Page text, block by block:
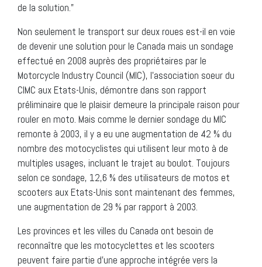
de la solution."
Non seulement le transport sur deux roues est-il en voie
de devenir une solution pour le Canada mais un sondage
effectué en 2008 auprès des propriétaires par le
Motorcycle Industry Council (MIC), l’association soeur du
CIMC aux Etats-Unis, démontre dans son rapport
préliminaire que le plaisir demeure la principale raison pour
rouler en moto. Mais comme le dernier sondage du MIC
remonte à 2003, il y a eu une augmentation de 42 % du
nombre des motocyclistes qui utilisent leur moto à de
multiples usages, incluant le trajet au boulot. Toujours
selon ce sondage, 12,6 % des utilisateurs de motos et
scooters aux Etats-Unis sont maintenant des femmes,
une augmentation de 29 % par rapport à 2003.
Les provinces et les villes du Canada ont besoin de
reconnaître que les motocyclettes et les scooters
peuvent faire partie d’une approche intégrée vers la